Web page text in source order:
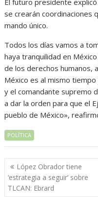
El futuro presidente
se crearán coordinaciones
mando único.
Todos los días vamos a
haya tranquilidad en
de los derechos humanos,
México es al mismo
y el comandante supremo
a dar la orden para que el
pueblo de México»,
POLÍTICA
Navegación
de
entradas
López Obrador tiene
‘estrategia a seguir’ sobre
TLCAN: Ebrard